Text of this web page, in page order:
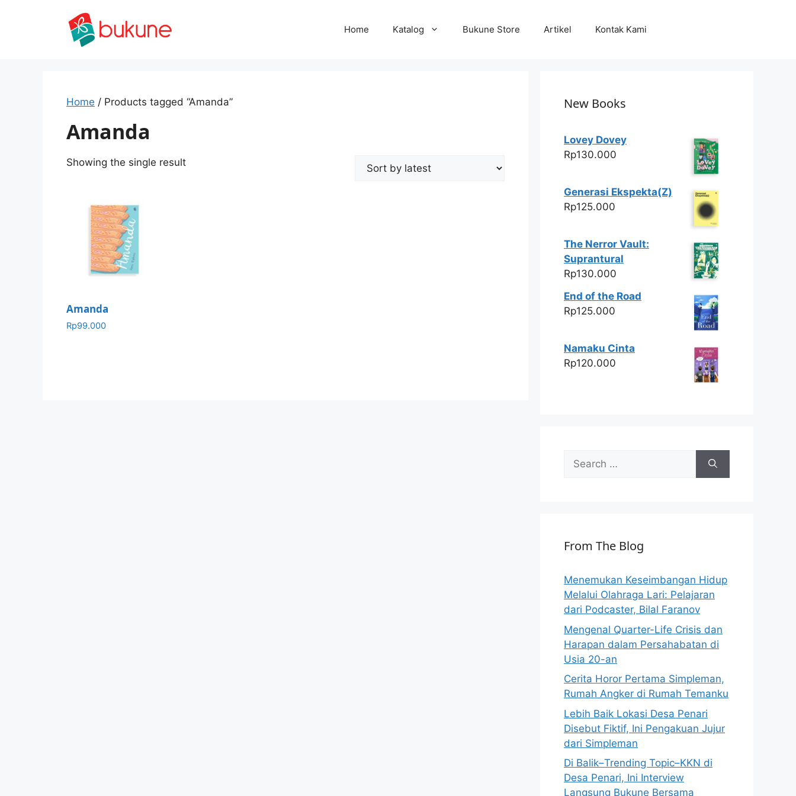
Home Katalog Bukune Store Artikel Kontak Kami
Home / Products tagged “Amanda”
Amanda
Showing the single result
Amanda
Rp99.000
New Books
Lovey Dovey
Rp130.000
Generasi Ekspekta(Z)
Rp125.000
The Nerror Vault:
Suprantural
Rp130.000
End of the Road
Rp125.000
Namaku Cinta
Rp120.000
Search
for:
From The Blog
Menemukan Keseimbangan Hidup
Melalui Olahraga Lari: Pelajaran
dari Podcaster, Bilal Faranov
Mengenal Quarter-Life Crisis dan
Harapan dalam Persahabatan di
Usia 20-an
Cerita Horor Pertama Simpleman,
Rumah Angker di Rumah Temanku
Lebih Baik Lokasi Desa Penari
Disebut Fiktif, Ini Pengakuan Jujur
dari Simpleman
Di Balik–Trending Topic–KKN di
Desa Penari, Ini Interview
Langsung Bukune Bersama